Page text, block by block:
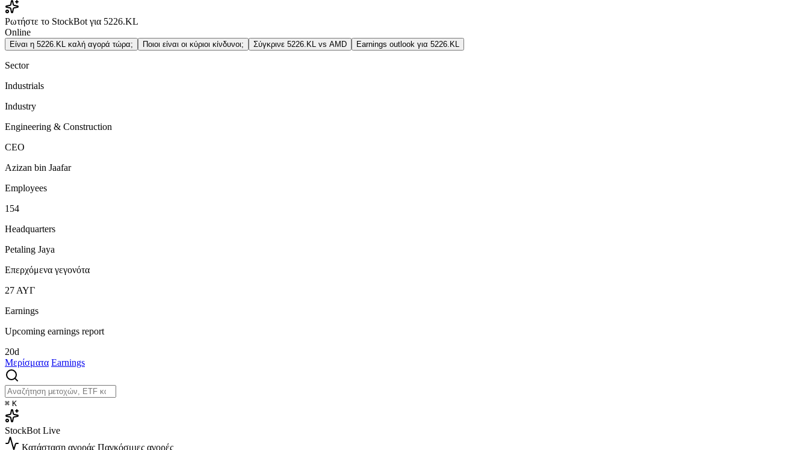
Ρωτήστε το StockBot για 5226.KL
Online
Είναι η 5226.KL καλή αγορά τώρα; Ποιοι είναι οι κύριοι κίνδυνοι; Σύγκρινε 5226.KL vs AMD Earnings outlook για 5226.KL
Sector
Industrials
Industry
Engineering & Construction
CEO
Azizan bin Jaafar
Employees
154
Headquarters
Petaling Jaya
Επερχόμενα γεγονότα
27 ΑΥΓ
Earnings
Upcoming earnings report
20d
Μερίσματα Earnings
⌘ K
StockBot Live
Κατάσταση αγοράς Παγκόσμιες αγορές